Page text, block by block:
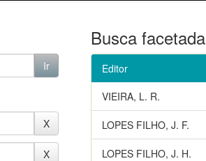
Busca facetada
Editor
VIEIRA, L. R.
LOPES FILHO, J. F.
LOPES FILHO, J. H.